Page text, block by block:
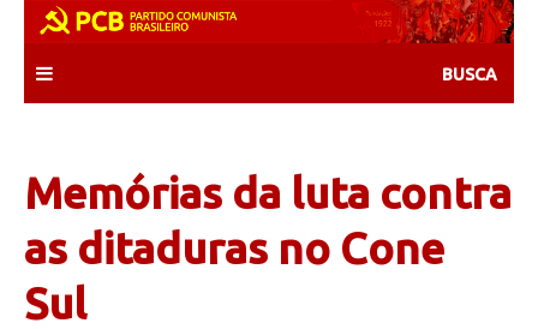
content
Memórias da luta contra
as ditaduras no Cone
Sul